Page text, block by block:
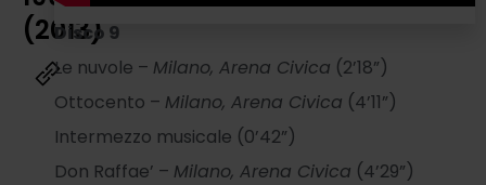
(2013)
Disco 9
Le nuvole – Milano, Arena Civica (2’18”)
Ottocento – Milano, Arena Civica (4’11”)
Intermezzo musicale (0’42”)
Don Raffae’ – Milano, Arena Civica (4’29”)